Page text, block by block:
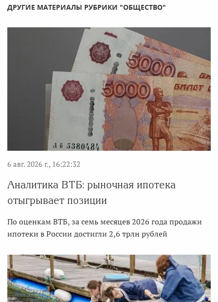
ДРУГИЕ МАТЕРИАЛЫ РУБРИКИ "ОБЩЕСТВО"
6 авг. 2026 г., 16:22:32
Аналитика ВТБ: рыночная ипотека
отыгрывает позиции
По оценкам ВТБ, за семь месяцев 2026 года продажи
ипотеки в России достигли 2,6 трлн рублей